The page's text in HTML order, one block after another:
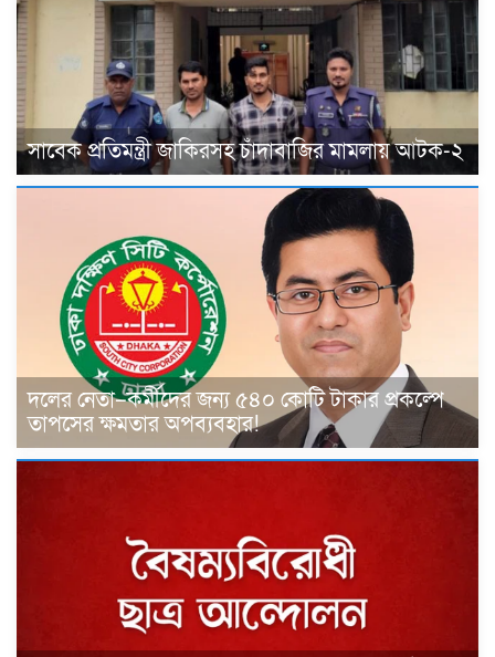
সাবেক প্রতিমন্ত্রী জাকিরসহ চাঁদাবাজির মামলায় আটক-২
দলের নেতা–কর্মীদের জন্য ৫৪০ কোটি টাকার প্রকল্পে
তাপসের ক্ষমতার অপব্যবহার!